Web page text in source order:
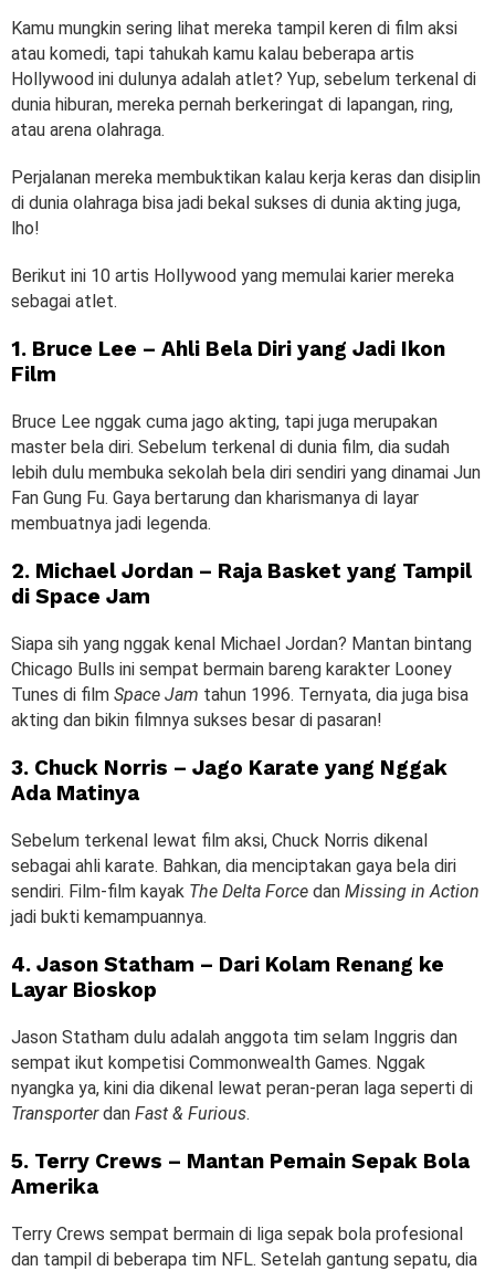
Kamu mungkin sering lihat mereka tampil keren di film aksi
atau komedi, tapi tahukah kamu kalau beberapa artis
Hollywood ini dulunya adalah atlet? Yup, sebelum terkenal di
dunia hiburan, mereka pernah berkeringat di lapangan, ring,
atau arena olahraga.
Perjalanan mereka membuktikan kalau kerja keras dan disiplin
di dunia olahraga bisa jadi bekal sukses di dunia akting juga,
lho!
Berikut ini 10 artis Hollywood yang memulai karier mereka
sebagai atlet.
1. Bruce Lee – Ahli Bela Diri yang Jadi Ikon
Film
Bruce Lee nggak cuma jago akting, tapi juga merupakan
master bela diri. Sebelum terkenal di dunia film, dia sudah
lebih dulu membuka sekolah bela diri sendiri yang dinamai Jun
Fan Gung Fu. Gaya bertarung dan kharismanya di layar
membuatnya jadi legenda.
2. Michael Jordan – Raja Basket yang Tampil
di Space Jam
Siapa sih yang nggak kenal Michael Jordan? Mantan bintang
Chicago Bulls ini sempat bermain bareng karakter Looney
Tunes di film Space Jam tahun 1996. Ternyata, dia juga bisa
akting dan bikin filmnya sukses besar di pasaran!
3. Chuck Norris – Jago Karate yang Nggak
Ada Matinya
Sebelum terkenal lewat film aksi, Chuck Norris dikenal
sebagai ahli karate. Bahkan, dia menciptakan gaya bela diri
sendiri. Film-film kayak The Delta Force dan Missing in Action
jadi bukti kemampuannya.
4. Jason Statham – Dari Kolam Renang ke
Layar Bioskop
Jason Statham dulu adalah anggota tim selam Inggris dan
sempat ikut kompetisi Commonwealth Games. Nggak
nyangka ya, kini dia dikenal lewat peran-peran laga seperti di
Transporterdan Fast & Furious.
5. Terry Crews – Mantan Pemain Sepak Bola
Amerika
Terry Crews sempat bermain di liga sepak bola profesional
dan tampil di beberapa tim NFL. Setelah gantung sepatu, dia